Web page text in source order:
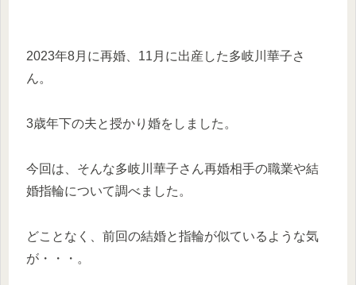
2023年8月に再婚、11月に出産した多岐川華子さ
ん。
3歳年下の夫と授かり婚をしました。
今回は、そんな多岐川華子さん再婚相手の職業や結
婚指輪について調べました。
どことなく、前回の結婚と指輪が似ているような気
が・・・。